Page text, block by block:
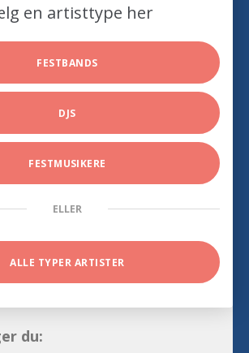
en artisttype her
FESTBANDS
DJS
FESTMUSIKERE
ELLER
ALLE TYPER ARTISTER
du: